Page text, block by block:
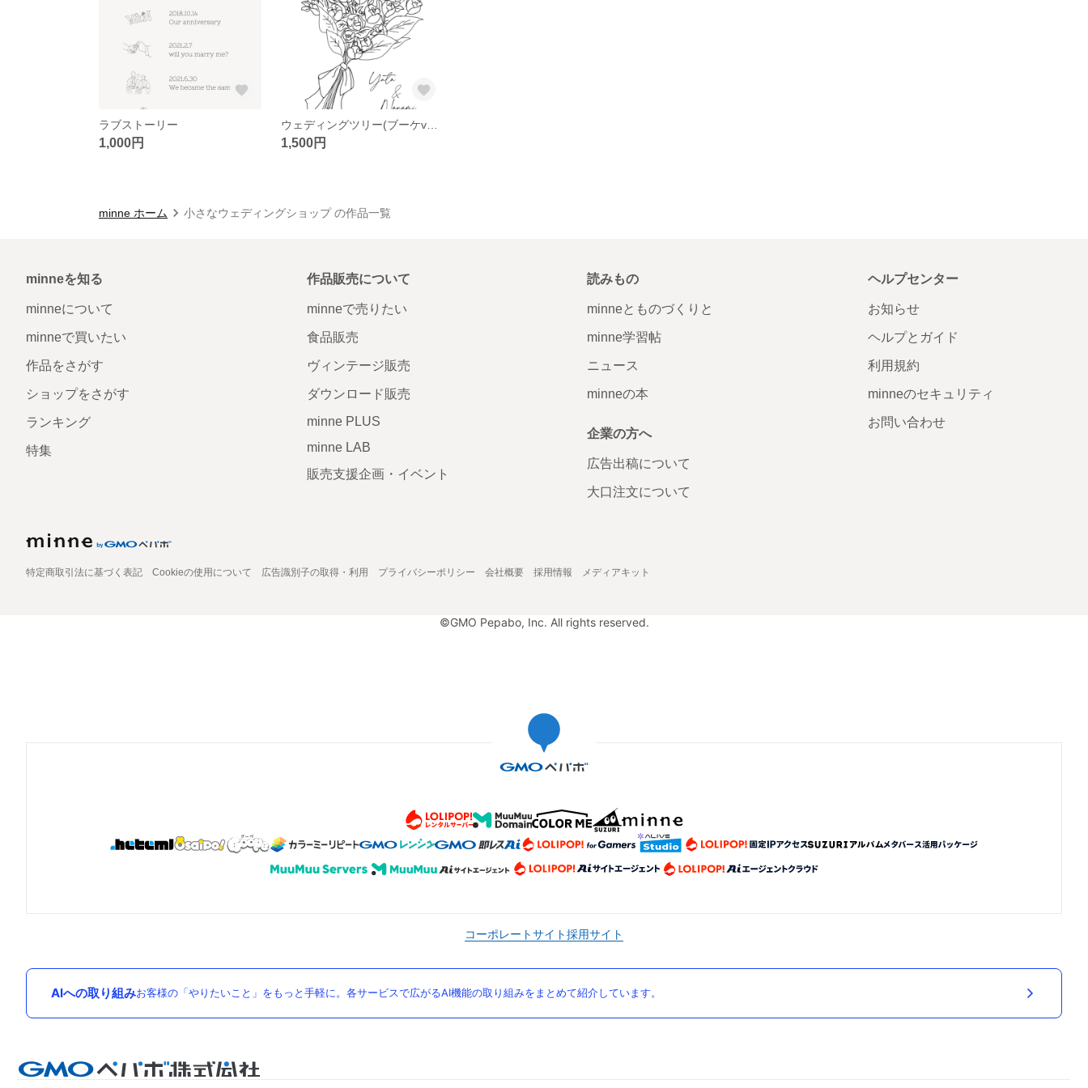
ラブストーリー
1,000円
ウェディングツリー(ブーケver.)
1,500円
minne ホーム 小さなウェディングショップ の作品一覧
minneを知る
minneについて
minneで買いたい
作品をさがす
ショップをさがす
ランキング
特集
作品販売について
minneで売りたい
食品販売
ヴィンテージ販売
ダウンロード販売
minne PLUS
minne LAB
販売支援企画・イベント
読みもの
minneとものづくりと
minne学習帖
ニュース
minneの本
企業の方へ
広告出稿について
大口注文について
ヘルプセンター
お知らせ
ヘルプとガイド
利用規約
minneのセキュリティ
お問い合わせ
特定商取引法に基づく表記 Cookieの使用について 広告識別子の取得・利用 プライバシーポリシー 会社概要 採用情報 メディアキット
©GMO Pepabo, Inc. All rights reserved.
コーポレートサイト採用サイト
AIへの取り組みお客様の「やりたいこと」をもっと手軽に。各サービスで広がるAI機能の取り組みをまとめて紹介しています。